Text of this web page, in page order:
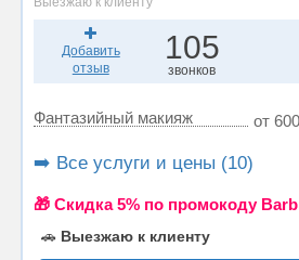
Добавить
отзыв
105
звонков
Фантазийный макияж от
➡️ Все услуги и цены (10)
🎁 Cкидка 5% по промокоду Barb
🚗 Выезжаю к клиенту